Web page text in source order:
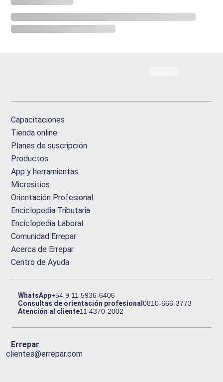
Capacitaciones
Tienda online
Planes de suscripción
Productos
App y herramientas
Micrositios
Orientación Profesional
Enciclopedia Tributaria
Enciclopedia Laboral
Comunidad Errepar
Acerca de Errepar
Centro de Ayuda
WhatsApp+54 9 11 5936-6406
Consultas de orientación profesional0810-666-3773
Atención al cliente11 4370-2002
Errepar
clientes@errepar.com